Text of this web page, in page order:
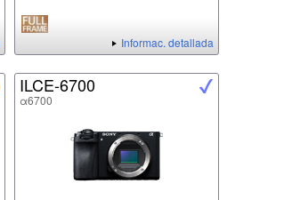
Informac. detallada
ILCE-6700
α6700